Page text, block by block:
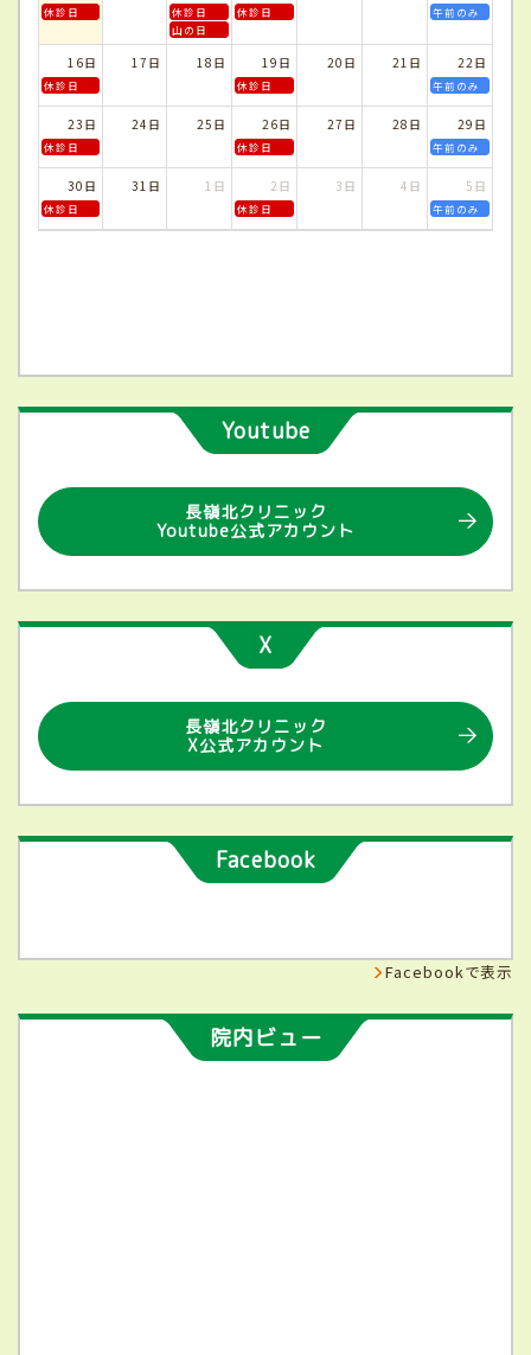
休診日
休診日
山の日
休診日 午前のみ
16日
休診日
17日 18日 19日
休診日
20日 21日 22日
午前のみ
23日
休診日
24日 25日 26日
休診日
27日 28日 29日
午前のみ
30日
休診日
31日 1日 2日
休診日
3日 4日 5日
午前のみ
Youtube
長嶺北クリニック
Youtube公式アカウント
X
長嶺北クリニック
X公式アカウント
Facebook
Facebookで表示
院内ビュー